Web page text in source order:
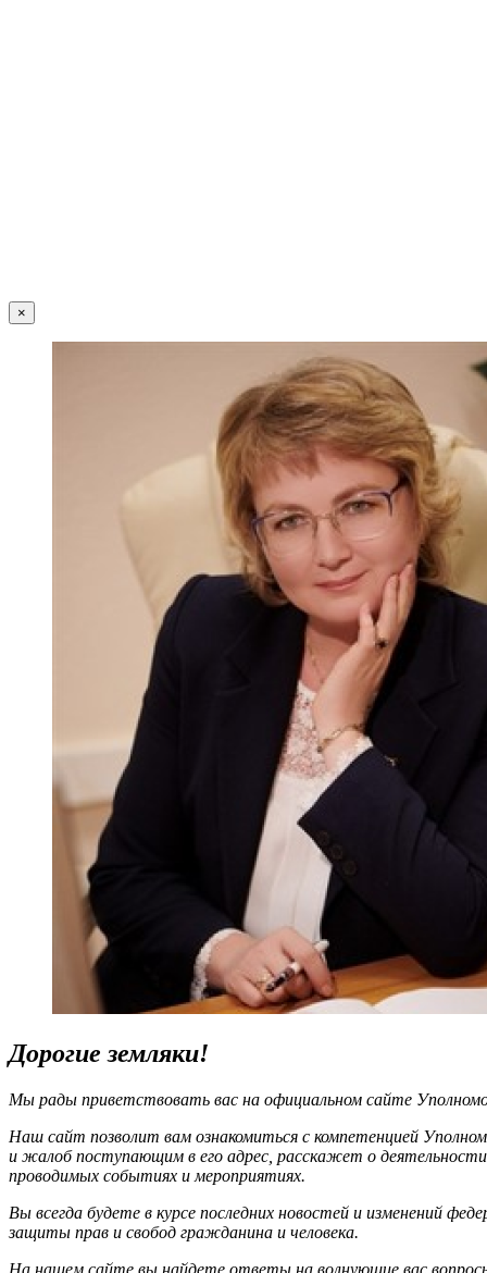
×
Дорогие земляки!
Мы рады приветствовать вас на официальном сайте
Наш сайт позволит вам ознакомиться с компетенцией
и жалоб поступающим в его адрес, расскажет о
проводимых событиях и мероприятиях.
Вы всегда будете в курсе последних новостей и изменений
защиты прав и свобод гражданина и человека.